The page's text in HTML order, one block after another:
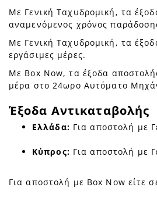
Με Γενική Ταχυδρομική, τα
αναμενόμενος χρόνος
Με Γενική Ταχυδρομική, τα
εργάσιμες μέρες.
Με Box Now, τα έξοδα
μέρα στο 24ωρο Αυτόματο
Έξοδα Αντικαταβολής
Ελλάδα: Για αποστολή με
Κύπρος: Για αποστολή με
Για αποστολή με Box Now είτε